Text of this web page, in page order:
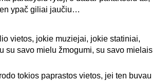
ypač giliai jaučiu…
vietos, jokie muziejai, jokie statiniai,
su savo mielu žmogumi, su savo mielais
tokios paprastos vietos, jei ten buvau